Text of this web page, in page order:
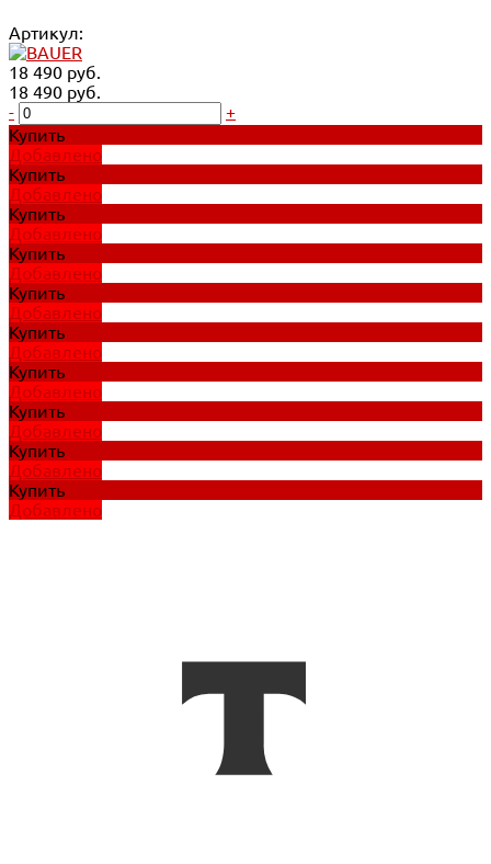
Артикул:
18 490 руб.
18 490 руб.
-
+
Купить
Добавлено
Купить
Добавлено
Купить
Добавлено
Купить
Добавлено
Купить
Добавлено
Купить
Добавлено
Купить
Добавлено
Купить
Добавлено
Купить
Добавлено
Купить
Добавлено